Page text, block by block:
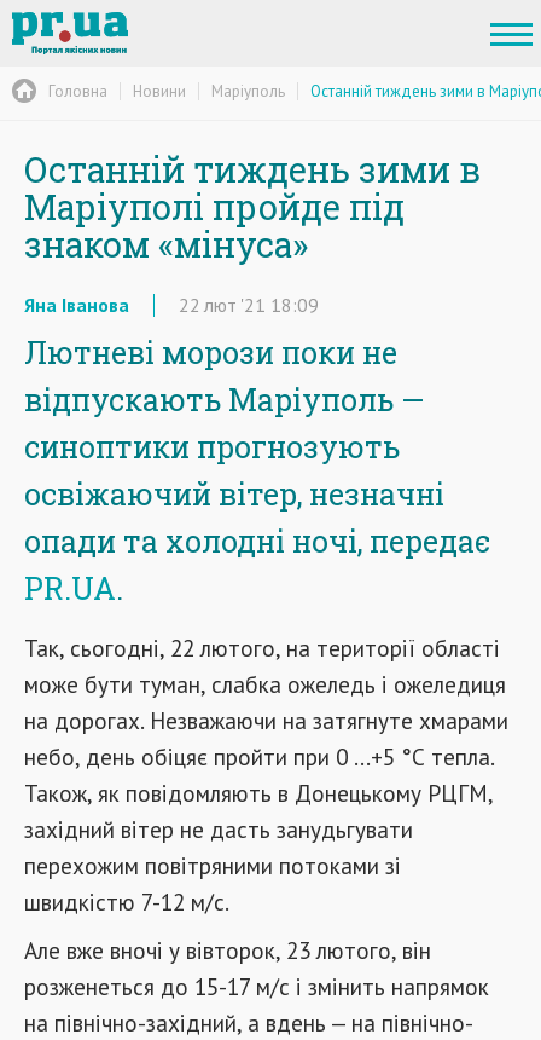
Головна Новини Маріуполь Останній тиждень зими в
Останній тиждень зими в
Маріуполі пройде під
знаком «мінуса»
Яна Іванова 22 лют '21 18:09
Лютневі морози поки не
відпускають Маріуполь —
синоптики прогнозують
освіжаючий вітер, незначні
опади та холодні ночі, передає
PR.UA.
Так, сьогодні, 22 лютого, на території області
може бути туман, слабка ожеледь і ожеледиця
на дорогах. Незважаючи на затягнуте хмарами
небо, день обіцяє пройти при 0 ...+5 °С тепла.
Також, як повідомляють в Донецькому РЦГМ,
західний вітер не дасть занудьгувати
перехожим повітряними потоками зі
швидкістю 7-12 м/с.
Але вже вночі у вівторок, 23 лютого, він
розженеться до 15-17 м/с і змінить напрямок
на північно-західний, а вдень — на північно-